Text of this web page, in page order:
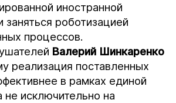
иностранной
заняться роботизацией
процессов.
Валерий Шинкаренко
реализация поставленных
в рамках единой
не исключительно на